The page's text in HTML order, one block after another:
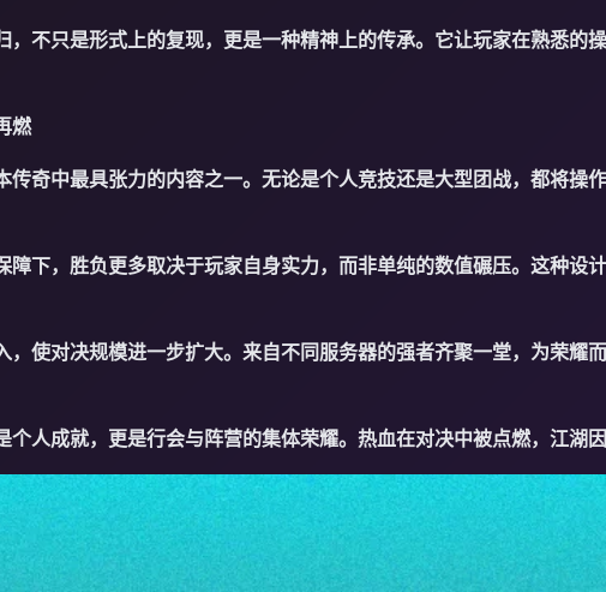
，不只是形式上的复现，更是一种精神上的传承。它让玩家在熟悉的
燃
传奇中最具张力的内容之一。无论是个人竞技还是大型团战，都将操
障下，胜负更多取决于玩家自身实力，而非单纯的数值碾压。这种设
，使对决规模进一步扩大。来自不同服务器的强者齐聚一堂，为荣耀
个人成就，更是行会与阵营的集体荣耀。热血在对决中被点燃，江湖